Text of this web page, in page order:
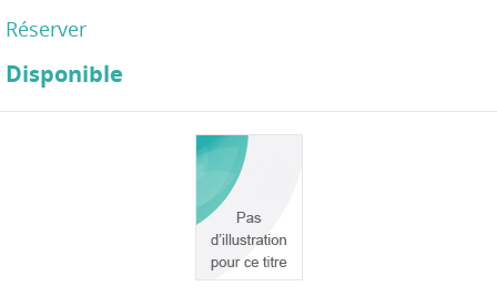
Réserver
Disponible